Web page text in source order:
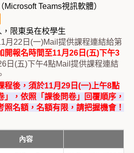
Microsoft Teams視訊軟體）
，限東吳在校學生
月22日(一)Mail提供課程連結給第
開報名時間至11月26日(五)下午3
日(五)下午4點Mail提供課程連結
程後，須於11月29日(一)上午8點
」，依照「課後問卷」回覆順序，
照名額，名額有限，請把握機會！
內容